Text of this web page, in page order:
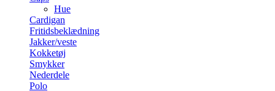
Hue
Cardigan
Fritidsbeklædning
Jakker/veste
Kokketøj
Smykker
Nederdele
Polo